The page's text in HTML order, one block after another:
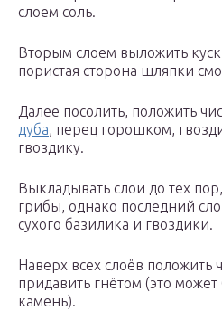
слоем соль.
Вторым слоем выложить
пористая сторона шляпки
Далее посолить, положить
дуба, перец горошком,
гвоздику.
Выкладывать слои до тех
грибы, однако последний
сухого базилика и гвоздики.
Наверх всех слоёв положить
придавить гнётом (это
камень).